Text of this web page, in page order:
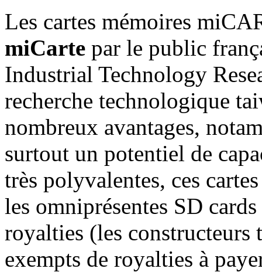
Les cartes mémoires
miCarte par le public
Industrial Technology
recherche technologique
nombreux avantages,
surtout un potentiel de
très polyvalentes, ces
les omniprésentes SD
royalties (les constructeurs
exempts de royalties à